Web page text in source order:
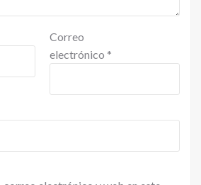
Correo
electrónico *